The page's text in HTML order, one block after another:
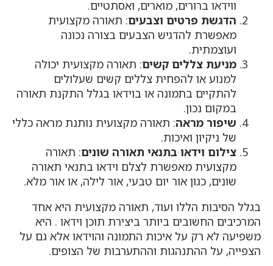
ווידאו ברורים, מוארים, ואסתטיים.
הדגשת פרטים וצבעים: תאורה מקצועית
מאפשרת להדגיש הצבעים בצורה נכונה
ועוצמתית.
מניעת צללים קשים: תאורה מקצועית יכולה
למנוע או להפחית צללים קשים שעלולים
להתקיים בתמונה או בוידאו בגלל התקנת תאורה
במקום נכון.
שיפור מראה: תאורה מקצועית נותנת מראה כללי
של ניקיון ואיכות.
צילום וידאו בתנאי תאורה שונים: תאורה
מקצועית מאפשרת לצלם וידאו בתנאי תאורה
שונים, כגון אור יום טבעי, אור לילה, או אור מלא.
בגלל הסיבות הללו ועוד, תאורה מקצועית היא אחד
המרכיבים החשובים ביותר ביצירת תוכן וידאו . היא
משפיעה לא רק על איכות התמונה והוידאו אלא גם על
הצפייה, על ההתנהגות וההתערבות של הצופים.